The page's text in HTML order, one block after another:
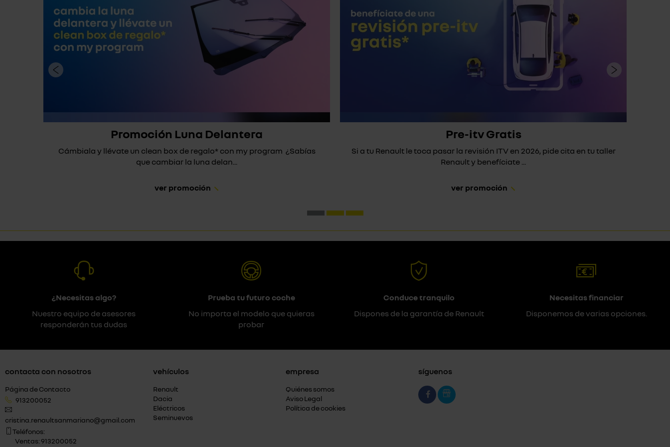
Promoción Luna Delantera
Cámbiala y llévate un clean box de regalo* con my program ¿Sabías
que cambiar la luna delan...
ver promoción
Pre-itv Gratis
Si a tu Renault le toca pasar la revisión ITV en 2026, pide cita en tu taller
Renault y benefíciate ...
ver promoción
¿Necesitas algo?
Nuestro equipo de asesores
responderán tus dudas
Prueba tu futuro coche
No importa el modelo que quieras
probar
Conduce tranquilo
Dispones de la garantía de Renault
Necesitas financiar
Disponemos de varias opciones.
contacta con nosotros
Página de Contacto
913200052
cristina.renaultsanmariano@gmail.com
Teléfonos:
Ventas: 913200052
vehículos
Renault
Dacia
Eléctricos
Seminuevos
empresa
Quiénes somos
Aviso Legal
Política de cookies
síguenos